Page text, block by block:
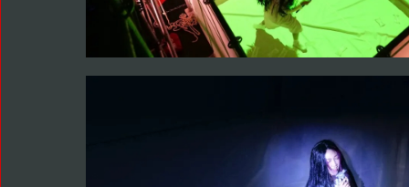
021年1月23日之后，是演出当天的日期——10月13日／14日。而日